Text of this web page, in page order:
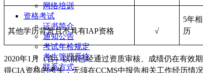
网络培训
资格考试
证书简介
通知公告
考试年检规定
考生管理系统
联系方式
其他学历背景且不具有IAP资格 √
5年
历
2020年1月（含）以前已经通过资质审核、成绩仍在有效
得CIA资格的考生，无须在CCMS中报告相关工作经历情